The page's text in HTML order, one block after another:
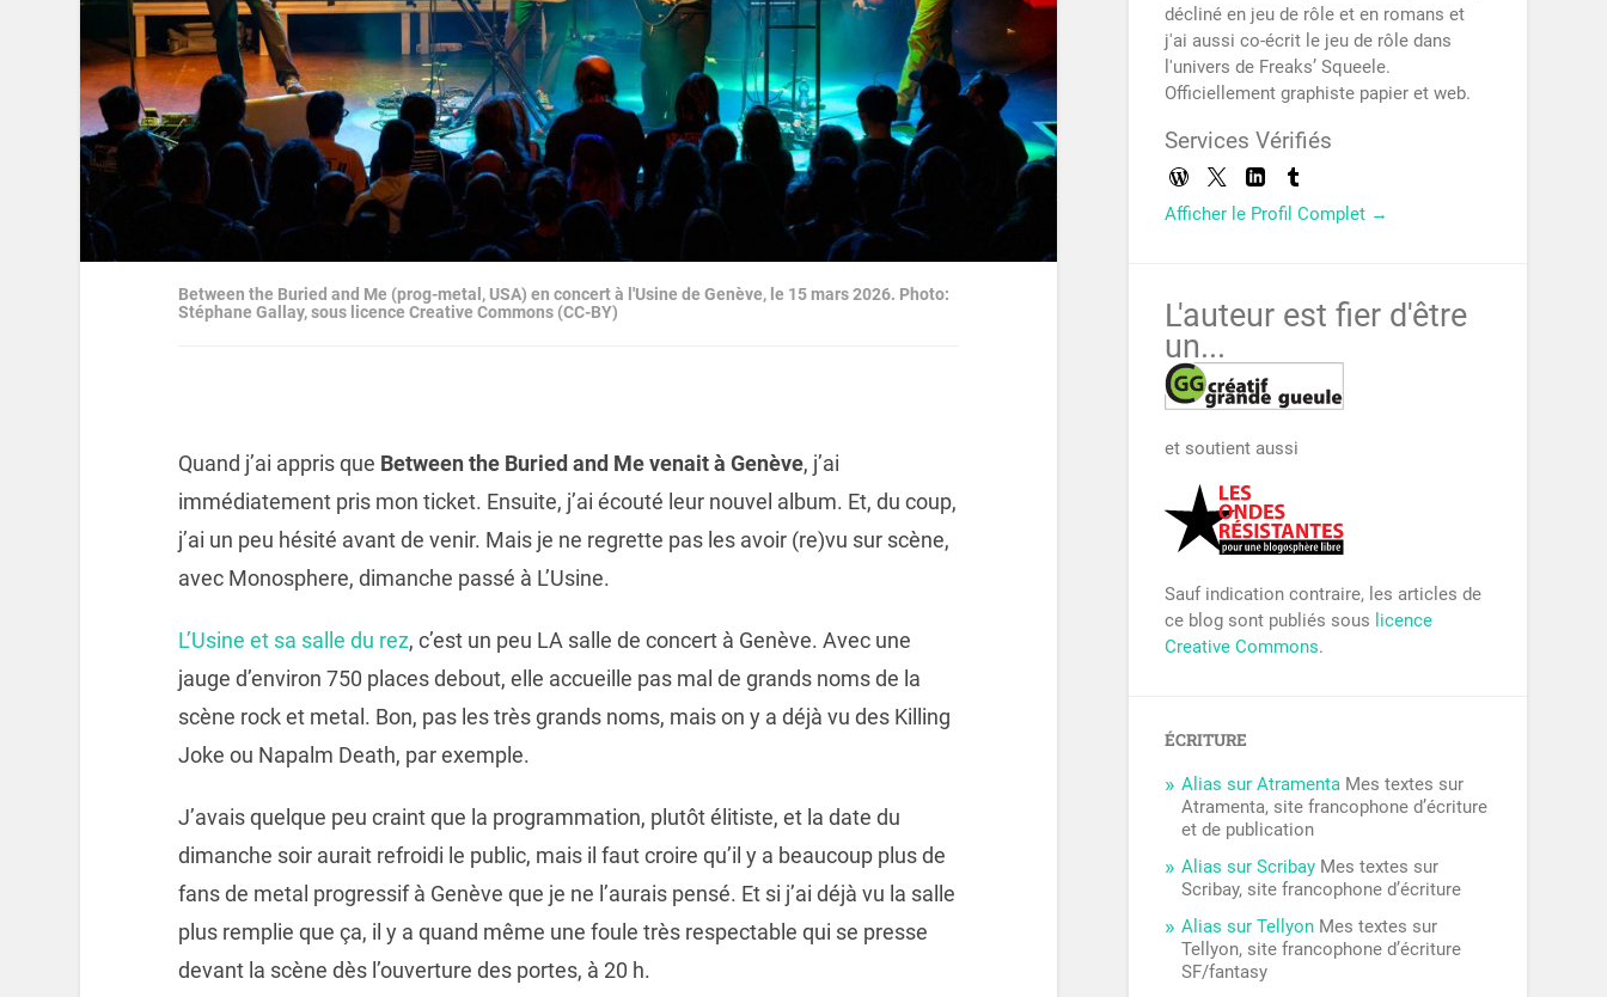
Between the Buried and Me (prog-metal, USA) en concert à l'Usine de Genève, le 15 mars 2026. Photo:
Stéphane Gallay, sous licence Creative Commons (CC-BY)
Quand j’ai appris que Between the Buried and Me venait à Genève, j’ai
immédiatement pris mon ticket. Ensuite, j’ai écouté leur nouvel album. Et, du coup,
j’ai un peu hésité avant de venir. Mais je ne regrette pas les avoir (re)vu sur scène,
avec Monosphere, dimanche passé à L’Usine.
L’Usine et sa salle du rez, c’est un peu LA salle de concert à Genève. Avec une
jauge d’environ 750 places debout, elle accueille pas mal de grands noms de la
scène rock et metal. Bon, pas les très grands noms, mais on y a déjà vu des Killing
Joke ou Napalm Death, par exemple.
J’avais quelque peu craint que la programmation, plutôt élitiste, et la date du
dimanche soir aurait refroidi le public, mais il faut croire qu’il y a beaucoup plus de
fans de metal progressif à Genève que je ne l’aurais pensé. Et si j’ai déjà vu la salle
plus remplie que ça, il y a quand même une foule très respectable qui se presse
devant la scène dès l’ouverture des portes, à 20 h.
décliné en jeu de rôle et en romans et
j'ai aussi co-écrit le jeu de rôle dans
l'univers de Freaks’ Squeele.
Officiellement graphiste papier et web.
Services Vérifiés
Afficher le Profil Complet →
L'auteur est fier d'être
un...
et soutient aussi
Sauf indication contraire, les articles de
ce blog sont publiés sous licence
Creative Commons.
ÉCRITURE
Alias sur Atramenta Mes textes sur
Atramenta, site francophone d’écriture
et de publication
Alias sur Scribay Mes textes sur
Scribay, site francophone d’écriture
Alias sur Tellyon Mes textes sur
Tellyon, site francophone d’écriture
SF/fantasy